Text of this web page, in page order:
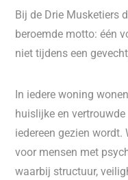
Bij de Drie Musketiers
beroemde motto: één
niet tijdens een
In iedere woning
huislijke en
iedereen gezien wordt.
voor mensen met
waarbij structuur,